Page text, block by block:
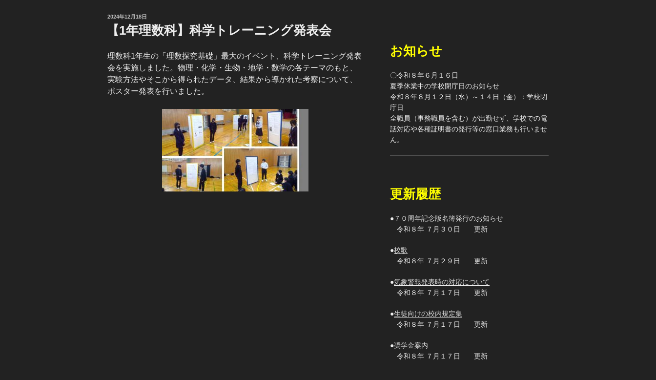
投
2024年12月18日
【1年理数科】科学トレーニング発表会
理数科1年生の「理数探究基礎」最大のイベント、科学トレーニング発表
会を実施しました。物理・化学・生物・地学・数学の各テーマのもと、
実験方法やそこから得られたデータ、結果から導かれた考察について、
ポスター発表を行いました。
お知らせ
〇令和８年６月１６日
夏季休業中の学校閉庁日のお知らせ
令和８年８月１２日（水）～１４日（金）：学校閉
庁日
全職員（事務職員を含む）が出勤せず、学校での電
話対応や各種証明書の発行等の窓口業務も行いませ
ん。
更新履歴
●７０周年記念版名簿発行のお知らせ
令和８年 ７月３０日 更新
●校歌
令和８年 ７月２９日 更新
●気象警報発表時の対応について
令和８年 ７月１７日 更新
●生徒向けの校内規定集
令和８年 ７月１７日 更新
●奨学金案内
令和８年 ７月１７日 更新